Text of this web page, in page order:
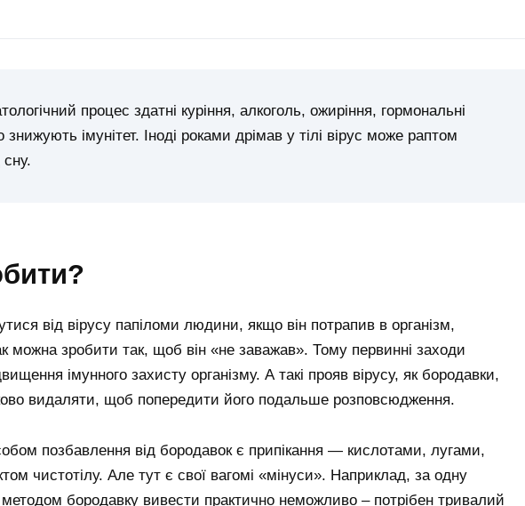
процес здатні куріння, алкоголь, ожиріння, гормональні
імунітет. Іноді роками дрімав у тілі вірус може раптом
сну.
від вірусу папіломи людини, якщо він потрапив в організм,
можна зробити так, щоб він «не заважав». Тому первинні заходи
імунного захисту організму. А такі прояв вірусу, як бородавки,
видаляти, щоб попередити його подальше розповсюдження.
позбавлення від бородавок є припікання — кислотами, лугами,
чистотілу. Але тут є свої вагомі «мінуси». Наприклад, за одну
бородавку вивести практично неможливо – потрібен тривалий